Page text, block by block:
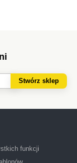
Stwórz sklep
funkcji